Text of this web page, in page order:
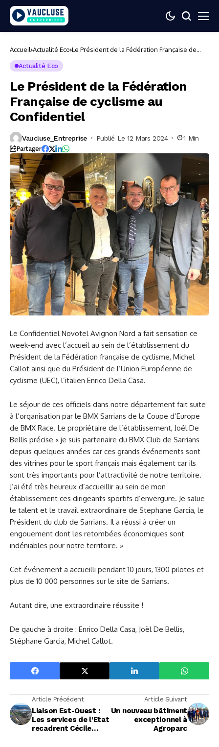
Accueil Actualité Eco Le Président de la Fédération Française de
Actualité Eco
Le Président de la Fédération
Française de cyclisme au
Confidentiel
Vaucluse_Entreprise Publié Le 12 Mars 2024 1 Min
Partager
Le Confidentiel Novotel Avignon Nord a fait sensation ce
week-end avec l’accueil au sein de l’établissement du
Président de la Fédération française de cyclisme, Michel
Callot ainsi que du Président de l’Union Européenne de
cyclisme (UEC), l’italien Enrico Della Casa.
Le séjour de ces officiels dans notre département fait suite
à l’organisation par le BMX Sarrians de la Coupe d’Europe
de BMX Race. Le propriétaire de l’établissement, Joël De
Bellis précise « je suis partenaire du BMX Club de Sarrians
depuis quelques années car ces grands événements sont
des vitrines pour le sport français mais également car ils
sont très importants pour l’attractivité de notre territoire.
J’ai été très heureux d’accueillir au sein de mon
établissement ces dirigeants sportifs d’envergure. Je salue
le talent et le travail extraordinaire de Stephane Garcia, le
Président du club de Sarrians. Il a réussi à créer un
engouement dont les retombées économiques sont
indéniables pour notre territoire. »
Cet événement a accueilli pendant 10 jours, 1300 pilotes et
plus de 10 000 personnes sur le site de Sarrians.
Autant dire, une extraordinaire réussite !
De gauche à droite : Enrico Della Casa, Joël De Bellis,
Stéphane Garcia, Michel Callot.
Article Précédent
Liaison Est-Ouest :
Les services de l’Etat
recadrent Cécile
Article Suivant
Un nouveau bâtiment
exceptionnel à
Agroparc